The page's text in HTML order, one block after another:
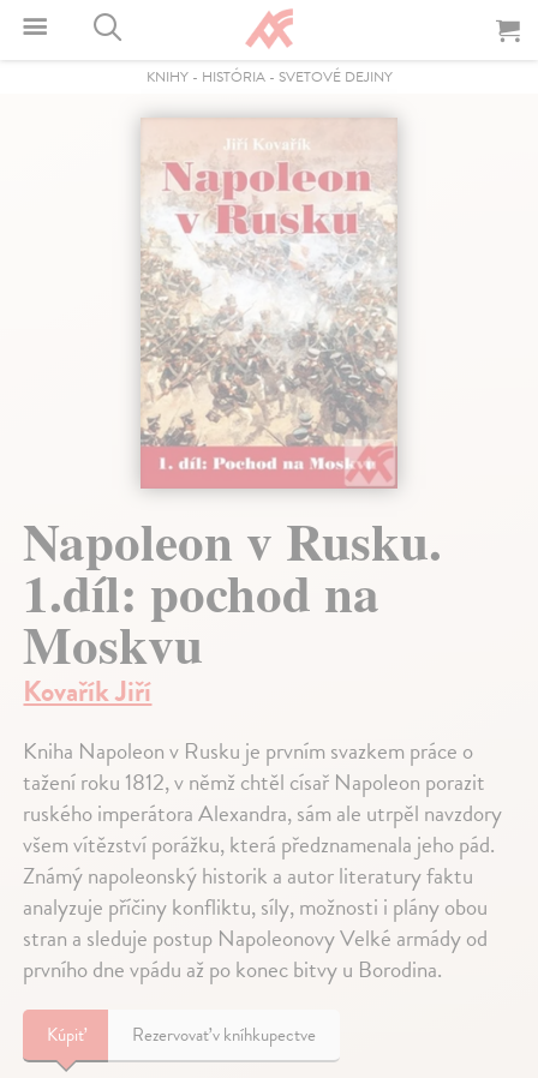
KNIHY- HISTÓRIA- SVETOVÉ DEJINY
Napoleon v Rusku.
1.díl: pochod na
Moskvu
Kovařík Jiří
Kniha Napoleon v Rusku je prvním svazkem práce o
tažení roku 1812, v němž chtěl císař Napoleon porazit
ruského imperátora Alexandra, sám ale utrpěl navzdory
všem vítězství porážku, která předznamenala jeho pád.
Známý napoleonský historik a autor literatury faktu
analyzuje příčiny konfliktu, síly, možnosti i plány obou
stran a sleduje postup Napoleonovy Velké armády od
prvního dne vpádu až po konec bitvy u Borodina.
Kúpiť Rezervovať v kníhkupectve